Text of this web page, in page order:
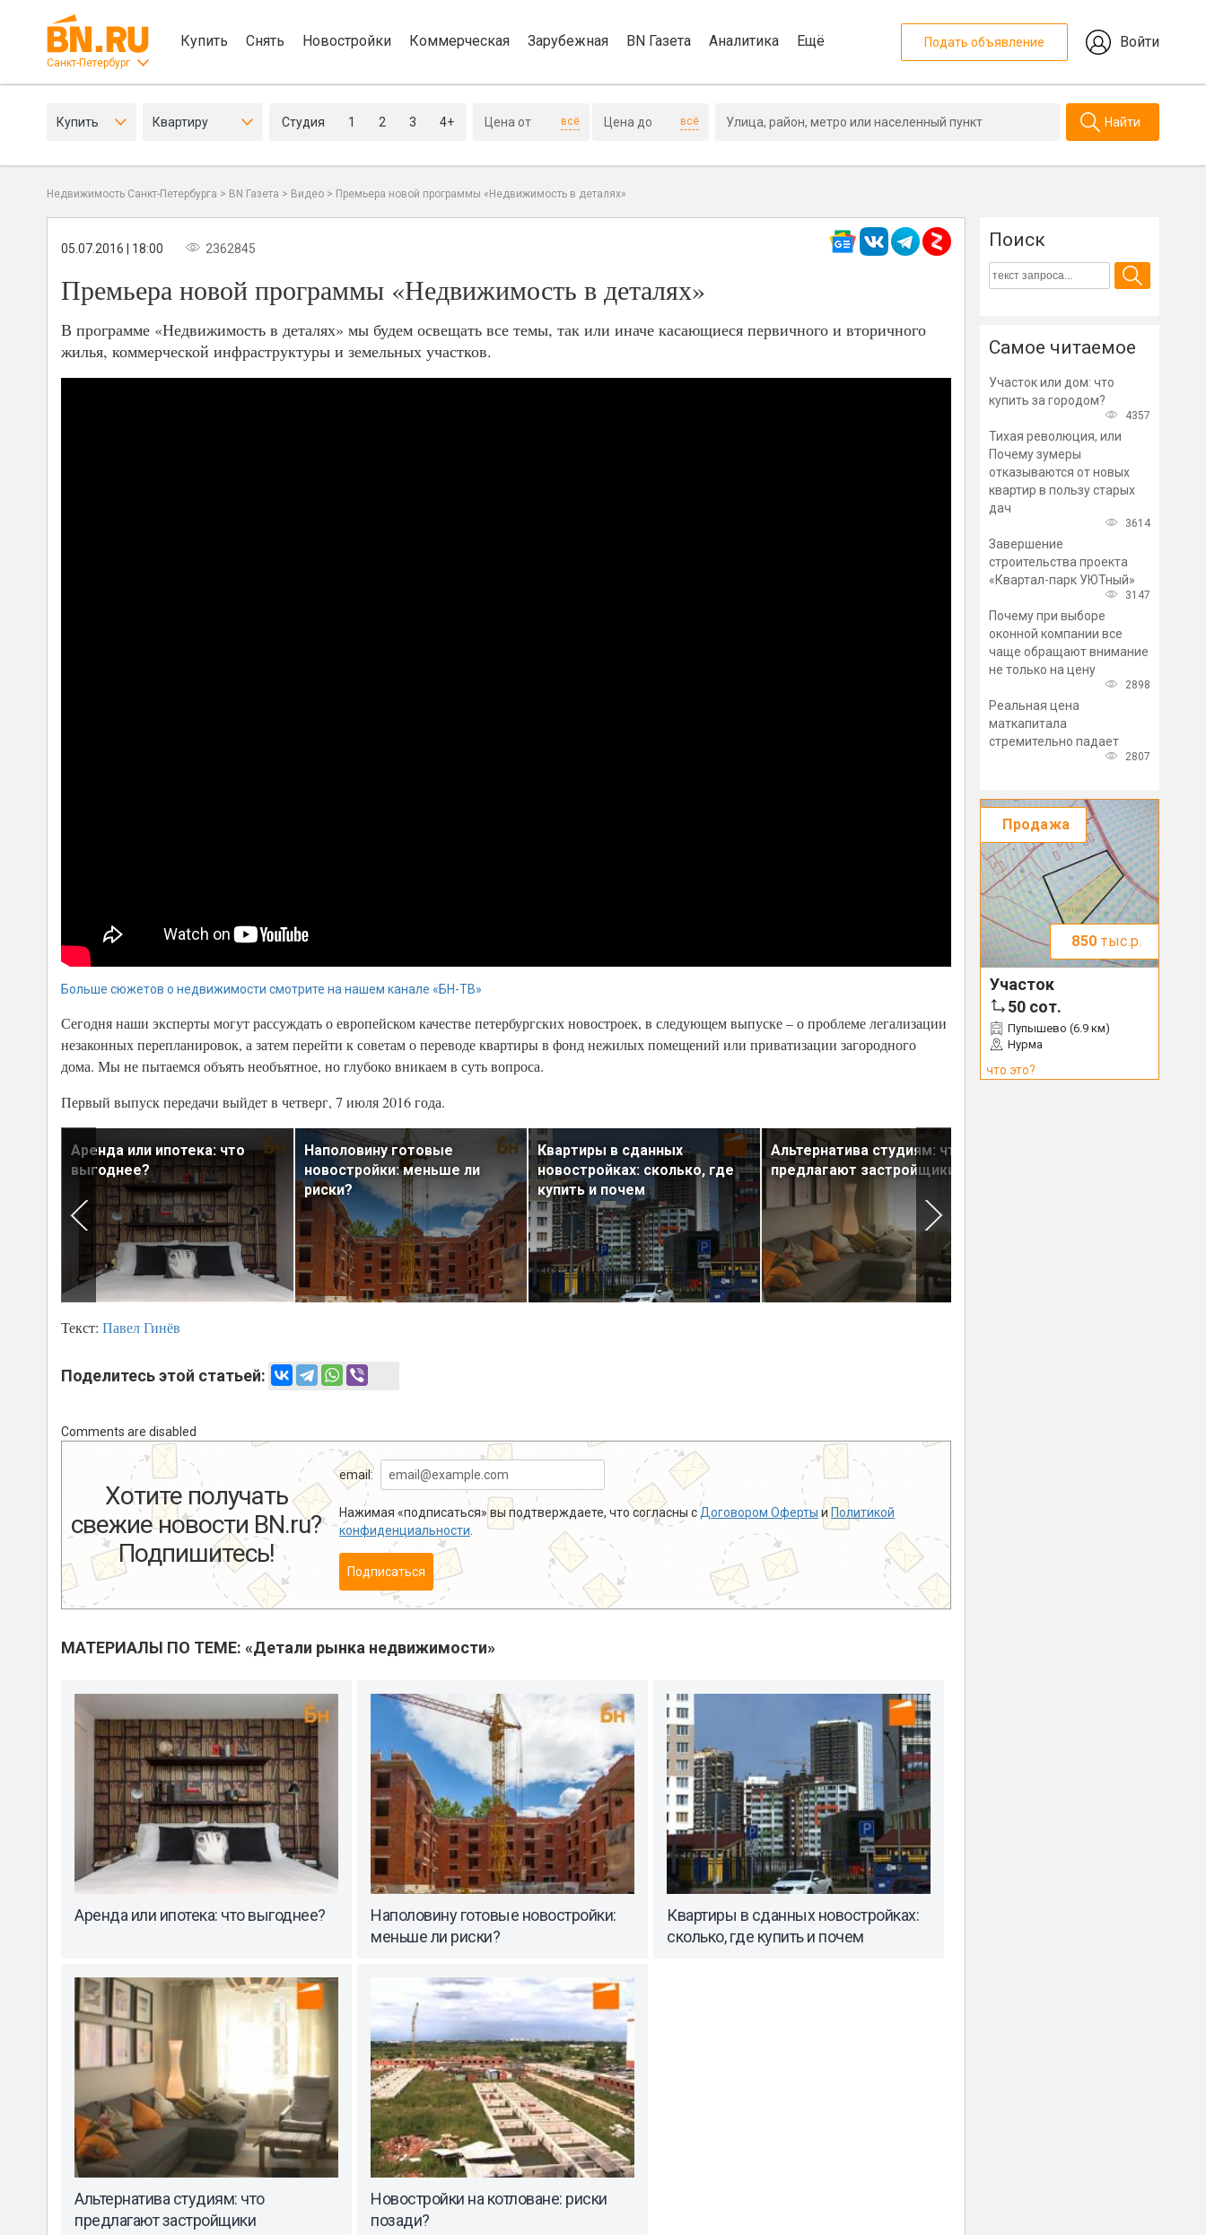
Санкт-Петербург
Купить Снять Новостройки Коммерческая Зарубежная BN Газета Аналитика Ещё Подать объявление Войти
Купить Квартиру Студия 1 2 3 4+ всё всё Найти
Недвижимость Санкт-Петербурга > BN Газета > Видео > Премьера новой программы «Недвижимость в деталях»
05.07.2016 | 18:00 2362845
Премьера новой программы «Недвижимость в деталях»
В программе «Недвижимость в деталях» мы будем освещать все темы, так или иначе касающиеся первичного и вторичного
жилья, коммерческой инфраструктуры и земельных участков.
Больше сюжетов о недвижимости смотрите на нашем канале «БН-ТВ»
Сегодня наши эксперты могут рассуждать о европейском качестве петербургских новостроек, в следующем выпуске – о проблеме легализации
незаконных перепланировок, а затем перейти к советам о переводе квартиры в фонд нежилых помещений или приватизации загородного
дома. Мы не пытаемся объять необъятное, но глубоко вникаем в суть вопроса.
Первый выпуск передачи выйдет в четверг, 7 июля 2016 года.
Аренда или ипотека: что
выгоднее?
Наполовину готовые
новостройки: меньше ли
риски?
Квартиры в сданных
новостройках: сколько, где
купить и почем
Альтернатива студиям: что
предлагают застройщики
Текст: Павел Гинёв
Поделитесь этой статьей:
Comments are disabled
Хотите получать
свежие новости BN.ru?
Подпишитесь!
email:
Нажимая «подписаться» вы подтверждаете, что согласны с Договором Оферты и Политикой
конфиденциальности
Подписаться
МАТЕРИАЛЫ ПО ТЕМЕ: «Детали рынка недвижимости»
Аренда или ипотека: что выгоднее?
Наполовину готовые новостройки:
меньше ли риски?
Квартиры в сданных новостройках:
сколько, где купить и почем
Альтернатива студиям: что
предлагают застройщики
Новостройки на котловане: риски
позади?
Поиск
Самое читаемое
Участок или дом: что
купить за городом?
4357
Тихая революция, или
Почему зумеры
отказываются от новых
квартир в пользу старых
дач
3614
Завершение
строительства проекта
«Квартал-парк УЮТный»
3147
Почему при выборе
оконной компании все
чаще обращают внимание
не только на цену
2898
Реальная цена
маткапитала
стремительно падает
2807
Продажа
850 тыс.р.
Участок
50 сот.
Пупышево (6.9 км)
Нурма
что это?